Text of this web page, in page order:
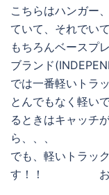
こちらはハンガー
ていて、それでい
もちろんベースプ
ブランド
では一番軽いトラ
とんでもなく軽い
るときはキャッチ
ら、、、
でも、軽いトラッ
す！！ お値段